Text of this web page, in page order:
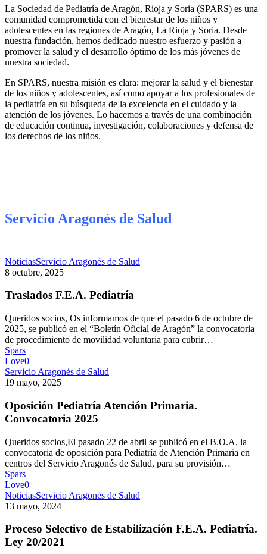
La Sociedad de Pediatría de Aragón, Rioja y Soria (SPARS) es una
comunidad comprometida con el bienestar de los niños y
adolescentes en las regiones de Aragón, La Rioja y Soria. Desde
nuestra fundación, hemos dedicado nuestro esfuerzo y pasión a
promover la salud y el desarrollo óptimo de los más jóvenes de
nuestra sociedad.
En SPARS, nuestra misión es clara: mejorar la salud y el bienestar
de los niños y adolescentes, así como apoyar a los profesionales de
la pediatría en su búsqueda de la excelencia en el cuidado y la
atención de los jóvenes. Lo hacemos a través de una combinación
de educación continua, investigación, colaboraciones y defensa de
los derechos de los niños.
Servicio Aragonés de Salud
NoticiasServicio Aragonés de Salud
8 octubre, 2025
Traslados F.E.A. Pediatría
Queridos socios, Os informamos de que el pasado 6 de octubre de
2025, se publicó en el “Boletín Oficial de Aragón” la convocatoria
de procedimiento de movilidad voluntaria para cubrir…
Spars
Love0
Servicio Aragonés de Salud
19 mayo, 2025
Oposición Pediatría Atención Primaria.
Convocatoria 2025
Queridos socios,El pasado 22 de abril se publicó en el B.O.A. la
convocatoria de oposición para Pediatría de Atención Primaria en
centros del Servicio Aragonés de Salud, para su provisión…
Spars
Love0
NoticiasServicio Aragonés de Salud
13 mayo, 2024
Proceso Selectivo de Estabilización F.E.A. Pediatría.
Ley 20/2021